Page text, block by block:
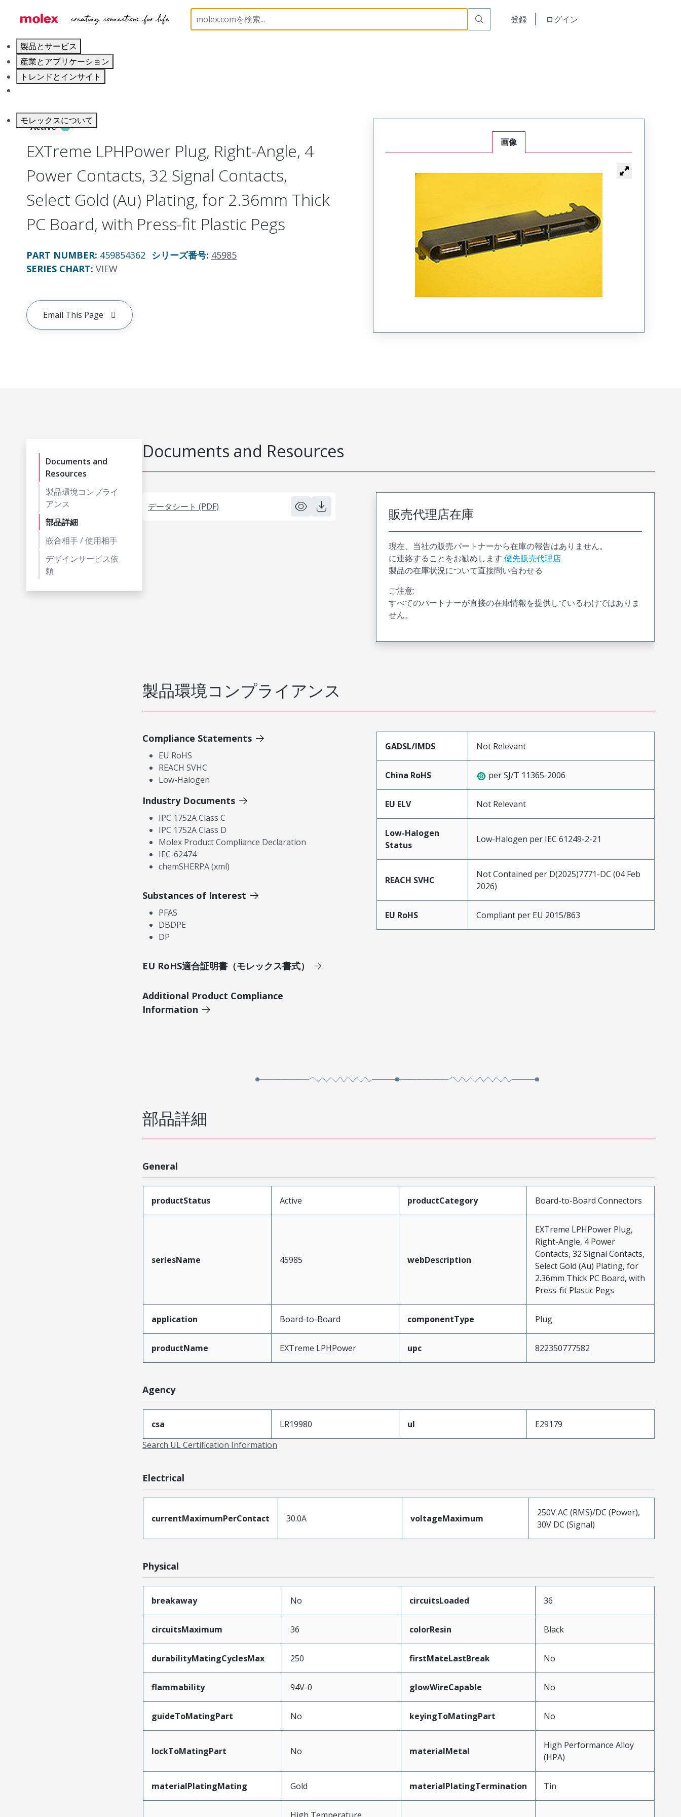
登録 ログイン
製品とサービス
産業とアプリケーション
トレンドとインサイト
モレックスについて
Board-to-Board Connectors 45985 459854362
Active
EXTreme LPHPower Plug, Right-Angle, 4
Power Contacts, 32 Signal Contacts,
Select Gold (Au) Plating, for 2.36mm Thick
PC Board, with Press-fit Plastic Pegs
PART NUMBER: 459854362 シリーズ番号: 45985
SERIES CHART: VIEW
Email This Page
画像
Documents and
Resources
製品環境コンプライ
アンス
部品詳細
嵌合相手 / 使用相手
デザインサービス依
頼
Documents and Resources
データシート (PDF) 販売代理店在庫
現在、当社の販売パートナーから在庫の報告はありません。
に連絡することをお勧めします 優先販売代理店
製品の在庫状況について直接問い合わせる
ご注意:
すべてのパートナーが直接の在庫情報を提供しているわけではありま
せん。
製品環境コンプライアンス
Compliance Statements
EU RoHS
REACH SVHC
Low-Halogen
Industry Documents
IPC 1752A Class C
IPC 1752A Class D
Molex Product Compliance Declaration
IEC-62474
chemSHERPA (xml)
Substances of Interest
PFAS
DBDPE
DP
EU RoHS適合証明書（モレックス書式）
Additional Product Compliance
Information
GADSL/IMDS Not Relevant
China RoHS per SJ/T 11365-2006
EU ELV Not Relevant
Low-Halogen
Status
Low-Halogen per IEC 61249-2-21
REACH SVHC
Not Contained per D(2025)7771-DC (04 Feb
2026)
EU RoHS Compliant per EU 2015/863
部品詳細
General
productStatus Active productCategory Board-to-Board Connectors
seriesName 45985 webDescription
EXTreme LPHPower Plug,
Right-Angle, 4 Power
Contacts, 32 Signal Contacts,
Select Gold (Au) Plating, for
2.36mm Thick PC Board, with
Press-fit Plastic Pegs
application Board-to-Board componentType Plug
productName EXTreme LPHPower upc 822350777582
Agency
csa LR19980 ul
E29179
Search UL Certification Information
Electrical
currentMaximumPerContact 30.0A voltageMaximum
250V AC (RMS)/DC (Power),
30V DC (Signal)
Physical
breakaway No circuitsLoaded 36
circuitsMaximum 36 colorResin Black
durabilityMatingCyclesMax 250 firstMateLastBreak No
flammability 94V-0 glowWireCapable No
guideToMatingPart No keyingToMatingPart No
lockToMatingPart No materialMetal
High Performance Alloy
(HPA)
materialPlatingMating Gold materialPlatingTermination Tin